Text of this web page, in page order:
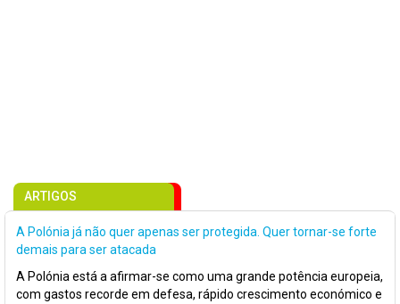
ARTIGOS
A Polónia já não quer apenas ser protegida. Quer tornar-se forte
demais para ser atacada
A Polónia está a afirmar-se como uma grande potência europeia,
com gastos recorde em defesa, rápido crescimento económico e